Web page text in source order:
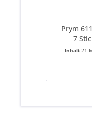
Prym
7
Inhalt21